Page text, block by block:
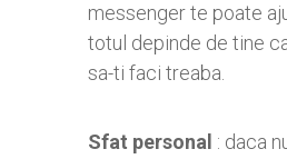
messenger te poate
totul depinde de tine
sa-ti faci treaba.
Sfat personal : daca